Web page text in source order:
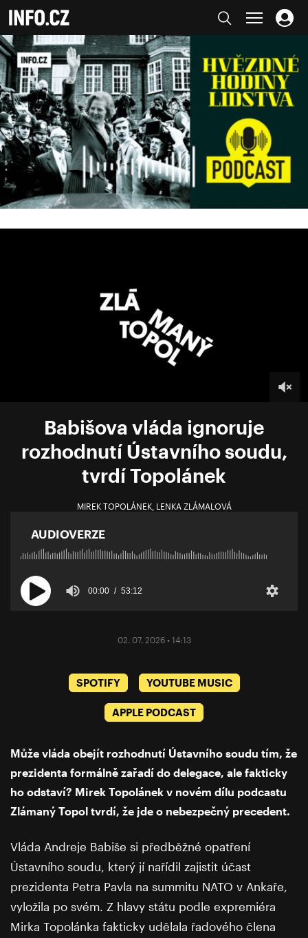
Babišova vláda ignoruje
rozhodnutí Ústavního soudu,
tvrdí Topolánek
MIREK TOPOLÁNEK, LENKA ZLÁMALOVÁ
AUDIOVERZE
00:00 53:12
02. 07. 2026 • 14:13
SPOTIFY YOUTUBE MUSIC
APPLE PODCAST
Může vláda obejít rozhodnutí Ústavního soudu tím, že
prezidenta formálně zařadí do delegace, ale fakticky
ho odstaví? Mirek Topolánek v novém dílu podcastu
Zlámaný Topol tvrdí, že jde o nebezpečný precedent.
Vláda Andreje Babiše si předběžné opatření
Ústavního soudu, který jí nařídil zajistit účast
prezidenta Petra Pavla na summitu NATO v Ankaře,
vyložila po svém. Z hlavy státu podle expremiéra
Mirka Topolánka fakticky udělala řadového člena